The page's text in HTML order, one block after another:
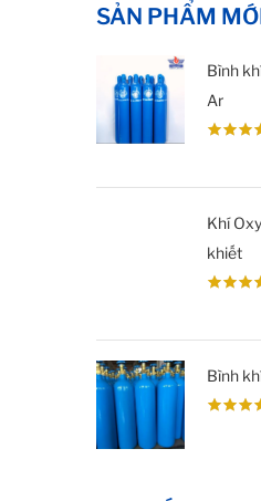
SẢN PHẨM
Bình
Ar
Khí
khiết
Bình